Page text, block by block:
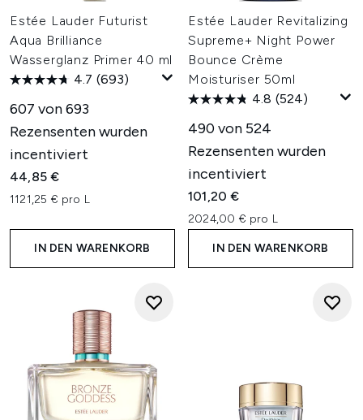
Estée Lauder Futurist
Aqua Brilliance
Wasserglanz Primer 40 ml
4.7 (693)
607 von 693
Rezensenten wurden
incentiviert
44,85 €
1121,25 € pro L
IN DEN WARENKORB
Estée Lauder Revitalizing
Supreme+ Night Power
Bounce Crème
Moisturiser 50ml
4.8 (524)
490 von 524
Rezensenten wurden
incentiviert
101,20 €
2024,00 € pro L
IN DEN WARENKORB